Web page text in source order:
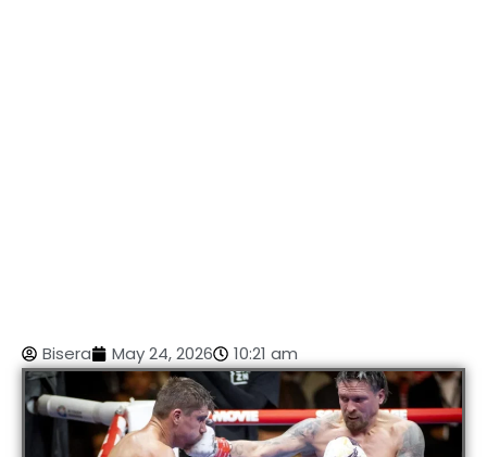
Bisera May 24, 2026 10:21 am